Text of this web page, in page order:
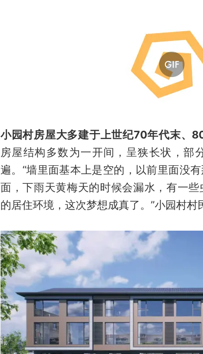
小园村房屋大多建于上世纪70年代末、
房屋结构多数为一开间，呈狭长状，部
遍。“墙里面基本上是空的，以前里面没
面，下雨天黄梅天的时候会漏水，有一
的居住环境，这次梦想成真了。”小园村村